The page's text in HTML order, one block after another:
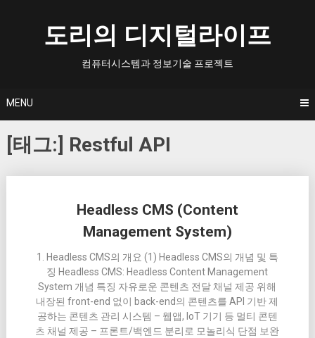
도리의 디지털라이프
컴퓨터시스템과 정보기술 프로젝트
MENU
[태그:] Restful API
Headless CMS (Content
Management System)
1. Headless CMS의 개요 (1) Headless CMS의 개념 및 특
징 Headless CMS: Headless Content Management
System 개념 특징 자유로운 콘텐츠 전달 채널 제공 위해
내장된 front-end 없이 back-end의 콘텐츠를 API 기반 제
공하는 콘텐츠 관리 시스템 – 웹앱, IoT 기기 등 멀티 콘텐
츠 채널 제공 – 프론트/백엔드 분리로 모놀리식 단점 보완
navigation